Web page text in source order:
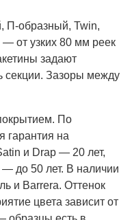
П-образный, Twin,
от узких 80 мм реек
задают
секции. Зазоры между
По
гарантия на
и Drap — 20 лет,
до 50 лет. В наличии
и Barrera. Оттенок
цвета зависит от